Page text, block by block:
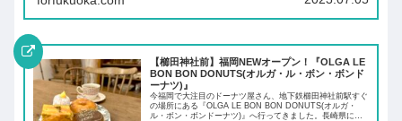
【櫛田神社前】福岡NEWオープン！『OLGA LE
BON BON DONUTS(オルガ・ル・ボン・ボンド
ーナツ)』
今福岡で大注目のドーナツ屋さん、地下鉄櫛田神社前駅すぐ
の場所にある『OLGA LE BON BON DONUTS(オルガ・
ル・ボン・ボンドーナツ)』へ行ってきました。長崎県に本